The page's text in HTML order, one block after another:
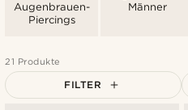
Augenbrauen-
Piercings
Männer
21 Produkte
FILTER